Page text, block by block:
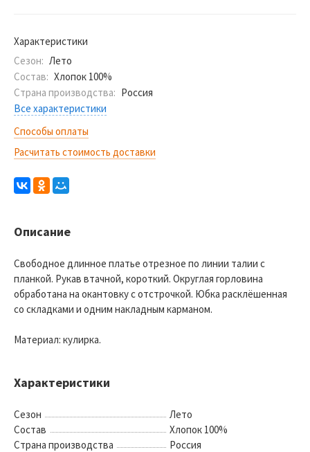
Характеристики
Сезон: Лето
Состав: Хлопок 100%
Страна производства: Россия
Все характеристики
Способы оплаты
Расчитать стоимость доставки
Описание
Свободное длинное платье отрезное по линии талии с
планкой. Рукав втачной, короткий. Округлая горловина
обработана на окантовку с отстрочкой. Юбка расклёшенная
со складками и одним накладным карманом.
Материал: кулирка.
Характеристики
Сезон
Лето
Состав
Хлопок 100%
Страна производства
Россия